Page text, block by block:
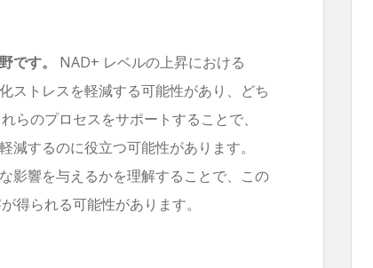
です。
NAD+ レベルの上昇における
ストレスを軽減する可能性があり、どち
らのプロセスをサポートすることで、
するのに役立つ可能性があります。
影響を与えるかを理解することで、この
得られる可能性があります。